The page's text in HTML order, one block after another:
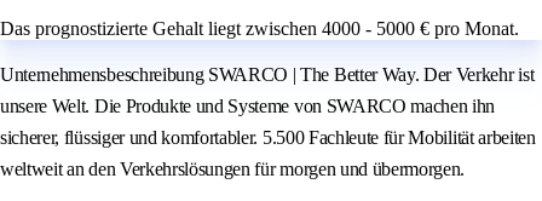
Das prognostizierte Gehalt liegt zwischen 4000 - 5000 € pro Monat.
Unternehmensbeschreibung SWARCO | The Better Way. Der Verkehr ist
unsere Welt. Die Produkte und Systeme von SWARCO machen ihn
sicherer, flüssiger und komfortabler. 5.500 Fachleute für Mobilität arbeiten
weltweit an den Verkehrslösungen für morgen und übermorgen.